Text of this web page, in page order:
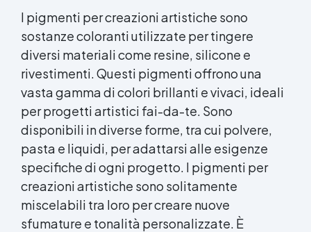
I pigmenti per creazioni artistiche sono
sostanze coloranti utilizzate per tingere
diversi materiali come resine, silicone e
rivestimenti. Questi pigmenti offrono una
vasta gamma di colori brillanti e vivaci, ideali
per progetti artistici fai-da-te. Sono
disponibili in diverse forme, tra cui polvere,
pasta e liquidi, per adattarsi alle esigenze
specifiche di ogni progetto. I pigmenti per
creazioni artistiche sono solitamente
miscelabili tra loro per creare nuove
sfumature e tonalità personalizzate. È